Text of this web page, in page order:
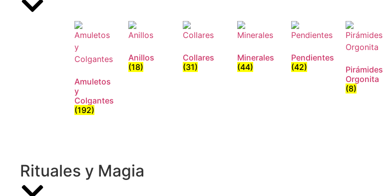
Amuletos
y
Colgantes
(192)
Anillos
(18)
Collares
(31)
Minerales
(44)
Pendientes
(42)
Pirámides
Orgonita
(8)
Rituales y Magia